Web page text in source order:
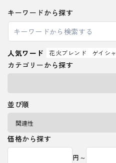
キーワードから探す
人気ワード 花火ブレンド ゲイシャ
カテゴリーから探す
並び順
価格から探す
円～